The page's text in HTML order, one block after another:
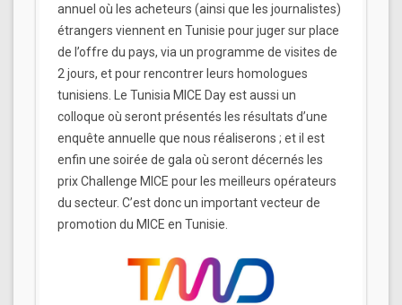
annuel où les acheteurs (ainsi que les journalistes)
étrangers viennent en Tunisie pour juger sur place
de l’offre du pays, via un programme de visites de
2 jours, et pour rencontrer leurs homologues
tunisiens. Le Tunisia MICE Day est aussi un
colloque où seront présentés les résultats d’une
enquête annuelle que nous réaliserons ; et il est
enfin une soirée de gala où seront décernés les
prix Challenge MICE pour les meilleurs opérateurs
du secteur. C’est donc un important vecteur de
promotion du MICE en Tunisie.